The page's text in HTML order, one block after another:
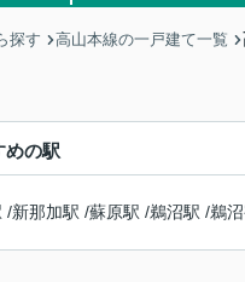
探す 高山本線の一戸建て一覧
めの駅
/新那加駅 /蘇原駅 /鵜沼駅 /鵜